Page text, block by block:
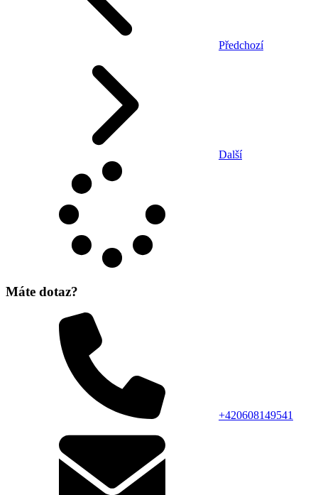
Předchozí
Další
Máte dotaz?
+420608149541